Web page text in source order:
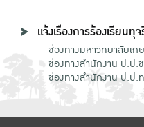
แจ้งเรื่องการร้องเรียนทุ
ช่องทางมหาวิทยาลัยเก
ช่องทางสำนักงาน ป.ป.
ช่องทางสำนักงาน ป.ป.